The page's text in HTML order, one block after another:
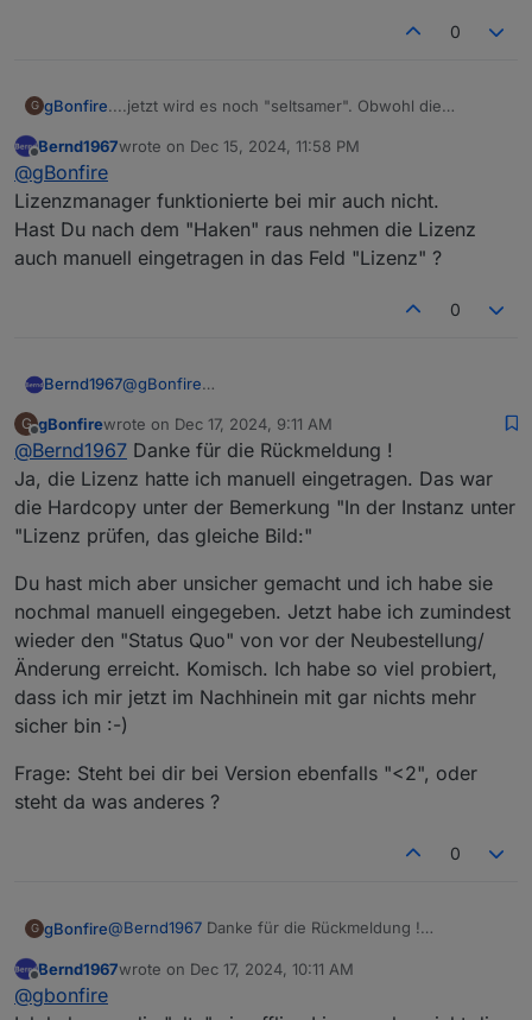
0
G gBonfire....jetzt wird es noch "seltsamer". Obwohl die
bekomme ich im LOG nach Neustart des Rechners
vis-2.0
2024-12-12 10:10:26.568 error No license found for
vis. Please get one onhttps://iobroker.net !
Ich habe in den Instanzeinstellungen "Lizenzmanager
Mache ich den Haken raus, dann bekomme ich diese
Fehlermeldung nicht. Es wird mir dann aber unter
"Lizenz prüfen" keine Offline-Lizenz mehr angezeigt.
....hätte ich blos die Finger weggelassen :-)
Offline
Bernd1967wrote on Dec 15, 2024, 11:58 PM
last edited by
@gBonfire
Lizenzmanager funktionierte bei mir auch nicht.
Hast Du nach dem "Haken" raus nehmen die Lizenz
auch manuell eingetragen in das Feld "Lizenz" ?
0
Bernd1967@gBonfire
Hast Du nach dem "Haken" raus nehmen die Lizenz
auch manuell eingetragen in das Feld "Lizenz" ?
G
Offline
gBonfirewrote on Dec 17, 2024, 9:11 AM
last edited by
@Bernd1967 Danke für die Rückmeldung !
Ja, die Lizenz hatte ich manuell eingetragen. Das war
die Hardcopy unter der Bemerkung "In der Instanz unter
"Lizenz prüfen, das gleiche Bild:"
Du hast mich aber unsicher gemacht und ich habe sie
nochmal manuell eingegeben. Jetzt habe ich zumindest
wieder den "Status Quo" von vor der Neubestellung/
Änderung erreicht. Komisch. Ich habe so viel probiert,
dass ich mir jetzt im Nachhinein mit gar nichts mehr
sicher bin :-)
Frage: Steht bei dir bei Version ebenfalls "<2", oder
steht da was anderes ?
0
G gBonfire@Bernd1967 Danke für die Rückmeldung !
die Hardcopy unter der Bemerkung "In der Instanz
Du hast mich aber unsicher gemacht und ich habe sie
Offline
Bernd1967wrote on Dec 17, 2024, 10:11 AM
last edited by
@gbonfire